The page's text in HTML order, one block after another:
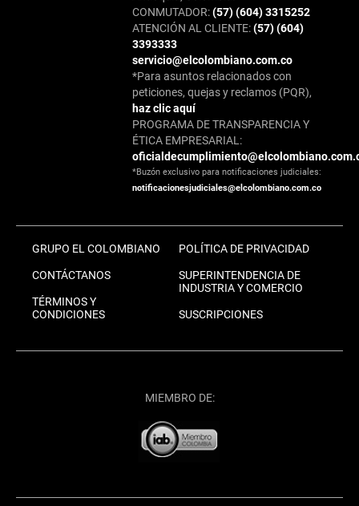
CONMUTADOR:(57) (604) 3315252
ATENCIÓN AL CLIENTE:(57) (604)
3393333
servicio@elcolombiano.com.co
*Para asuntos relacionados con
peticiones, quejas y reclamos (PQR),
haz clic aquí
PROGRAMA DE TRANSPARENCIA Y
ÉTICA EMPRESARIAL:
*Buzón exclusivo para notificaciones judiciales:
notificacionesjudiciales@elcolombiano.com.co
GRUPO EL COLOMBIANO
CONTÁCTANOS
TÉRMINOS Y
CONDICIONES
POLÍTICA DE PRIVACIDAD
SUPERINTENDENCIA DE
INDUSTRIA Y COMERCIO
SUSCRIPCIONES
MIEMBRO DE: